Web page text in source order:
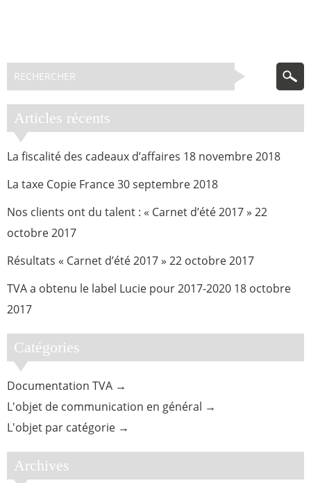
Articles récents
La fiscalité des cadeaux d’affaires 18 novembre 2018
La taxe Copie France30 septembre 2018
Nos clients ont du talent : « Carnet d’été 2017 » 22
octobre 2017
Résultats « Carnet d’été 2017 » 22 octobre 2017
TVA a obtenu le label Lucie pour 2017-2020 18 octobre
2017
Catégories
Documentation TVA
L'objet de communication en général
L'objet par catégorie
Archives